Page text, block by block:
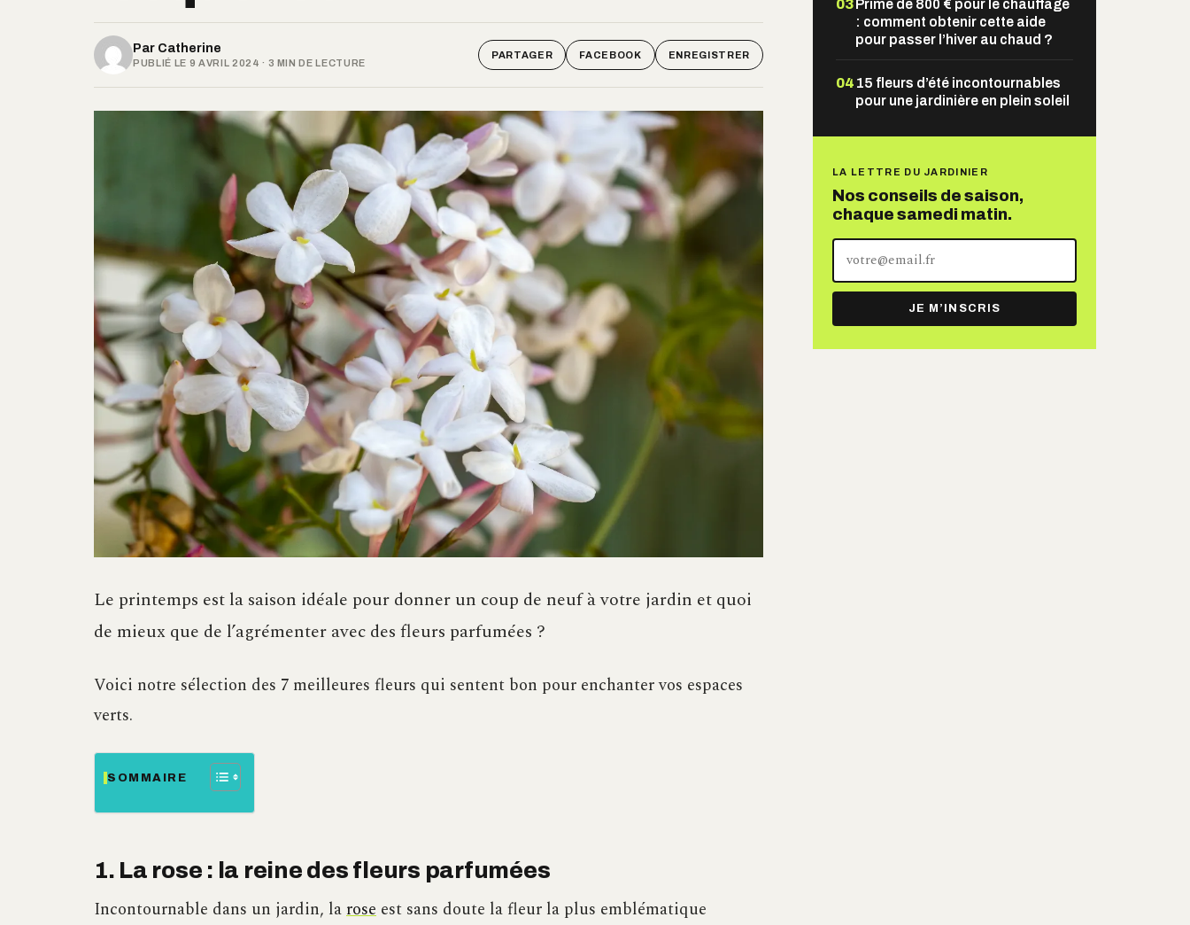
Par Catherine
PUBLIÉ LE 9 AVRIL 2024 · 3 MIN DE LECTURE
PARTAGER FACEBOOK ENREGISTRER
Le printemps est la saison idéale pour donner un coup de neuf à votre jardin et quoi
de mieux que de l’agrémenter avec des fleurs parfumées ?
Voici notre sélection des 7 meilleures fleurs qui sentent bon pour enchanter vos espaces
verts.
SOMMAIRE
1. La rose : la reine des fleurs parfumées
Incontournable dans un jardin, larose est sans doute la fleur la plus emblématique
03Prime de 800 € pour le chauffage
: comment obtenir cette aide
pour passer l’hiver au chaud ?
04 15 fleurs d’été incontournables
pour une jardinière en plein soleil
LA LETTRE DU JARDINIER
Nos conseils de saison,
chaque samedi matin.
adresse
mail
JE M’INSCRIS